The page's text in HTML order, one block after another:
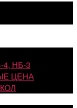
НБ-3
ЦЕНА